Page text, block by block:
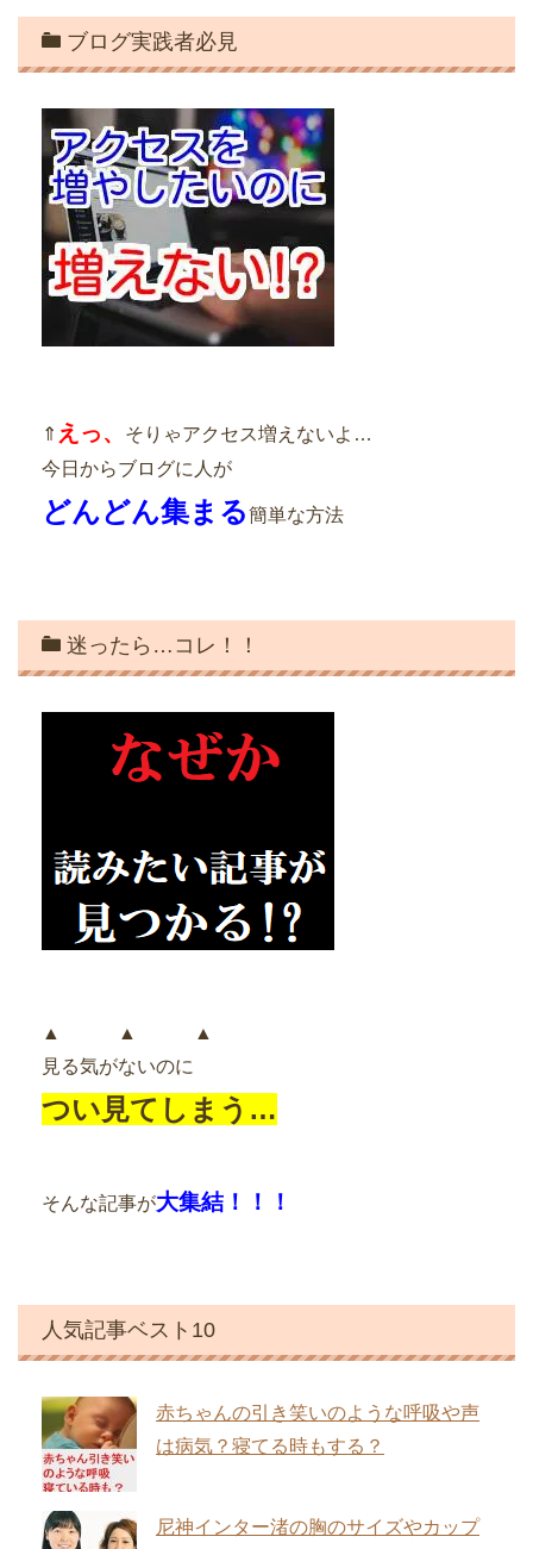
ブログ実践者必見
⇑ えっ、
そりゃアクセス増えないよ…
今日からブログに人が
どんどん集まる簡単な方法
迷ったら…コレ！！
▲ ▲ ▲
見る気がないのに
つい見てしまう…
そんな記事が大集結！！！
人気記事ベスト10
赤ちゃんの引き笑いのような呼吸や声
は病気？寝てる時もする？
尼神インター渚の胸のサイズやカップ